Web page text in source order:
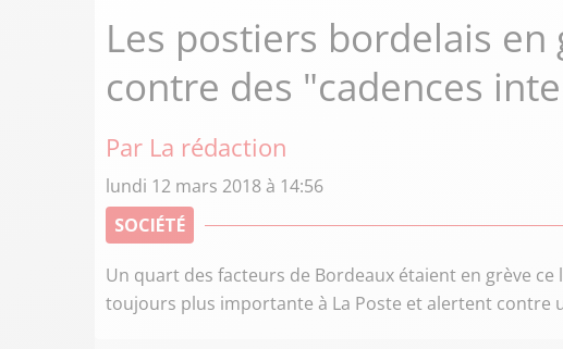
Les postiers bordelais
contre des "cadences
Par La rédaction
lundi 12 mars 2018 à 14:56
SOCIÉTÉ
Un quart des facteurs de Bordeaux étaient en grève
toujours plus importante à La Poste et alertent contre